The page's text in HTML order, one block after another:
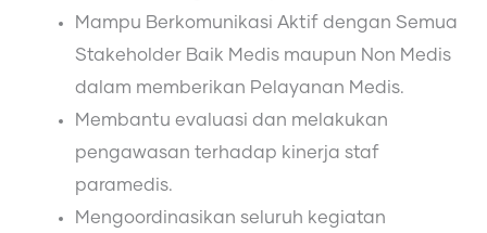
Mampu Berkomunikasi Aktif dengan Semua
Stakeholder Baik Medis maupun Non Medis
dalam memberikan Pelayanan Medis.
Membantu evaluasi dan melakukan
pengawasan terhadap kinerja staf
paramedis.
Mengoordinasikan seluruh kegiatan